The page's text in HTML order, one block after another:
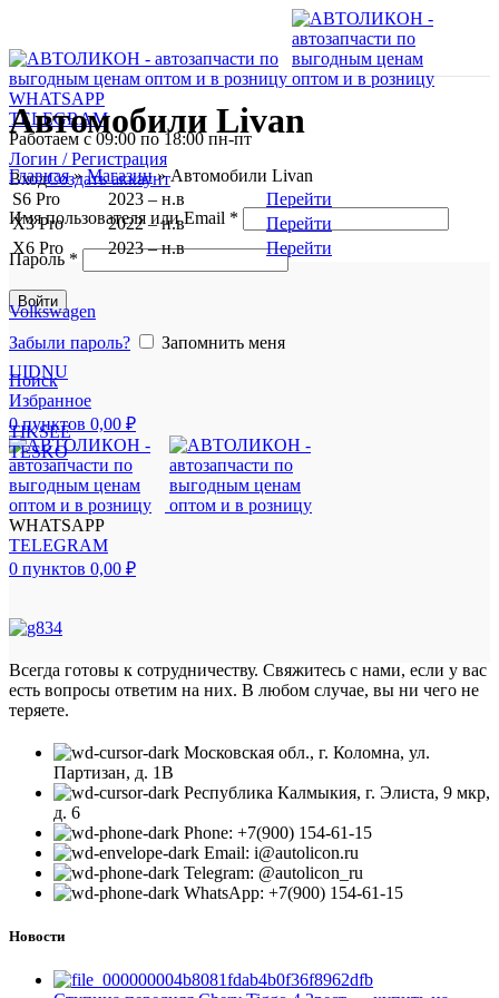
WHATSAPP
TELEGRAM
Работаем с 09:00 по 18:00 пн-пт
Логин / Регистрация
ВходСоздать аккаунт
Имя пользователя или Email *
Пароль *
Войти
Забыли пароль?
Запомнить меня
Поиск
Избранное
0пунктов 0,00 ₽
WHATSAPP
TELEGRAM
0 пунктов 0,00 ₽
Автомобили Livan
Главная»Магазин»Автомобили Livan
S6 Pro
2023 – н.в
Перейти
X3 Pro
2022 – н.в
Перейти
X6 Pro
2023 – н.в Перейти
Volkswagen
UIDNU
TIKSEE
TESKO
Всегда готовы к сотрудничеству. Свяжитесь с нами, если у вас
есть вопросы ответим на них. В любом случае, вы ни чего не
теряете.
Московская обл., г. Коломна, ул.
Партизан, д. 1В
Республика Калмыкия, г. Элиста, 9 мкр,
д. 6
Phone: +7(900) 154-61-15
Email: i@autolicon.ru
Telegram: @autolicon_ru
WhatsApp: +7(900) 154-61-15
Новости